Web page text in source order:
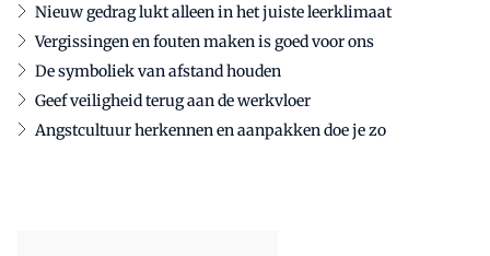
Nieuw gedrag lukt alleen in het juiste leerklimaat
Vergissingen en fouten maken is goed voor ons
De symboliek van afstand houden
Geef veiligheid terug aan de werkvloer
Angstcultuur herkennen en aanpakken doe je zo